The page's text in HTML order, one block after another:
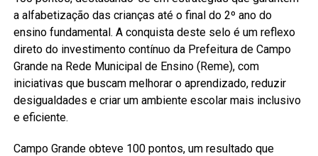
a alfabetização das crianças até o final do 2º ano do
ensino fundamental. A conquista deste selo é um reflexo
direto do investimento contínuo da Prefeitura de Campo
Grande na Rede Municipal de Ensino (Reme), com
iniciativas que buscam melhorar o aprendizado, reduzir
desigualdades e criar um ambiente escolar mais inclusivo
e eficiente.
Campo Grande obteve 100 pontos, um resultado que